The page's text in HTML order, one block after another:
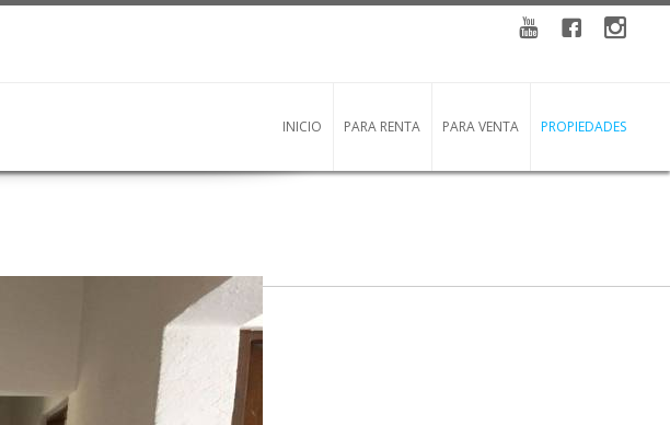
INICIO PARA RENTA PARA VENTA PROPIEDADES